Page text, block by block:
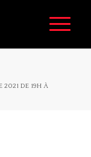
2021 DE 19H À